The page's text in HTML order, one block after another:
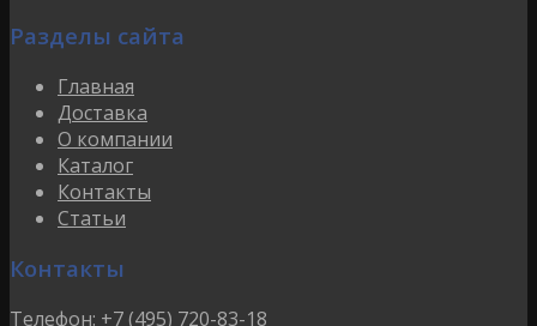
Разделы сайта
Главная
Доставка
О компании
Каталог
Контакты
Статьи
Контакты
Телефон: +7 (495) 720-83-18